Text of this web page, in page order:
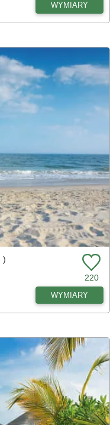
WYMIARY
)
220
WYMIARY